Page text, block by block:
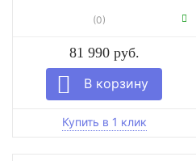
(0)
81 990 руб.